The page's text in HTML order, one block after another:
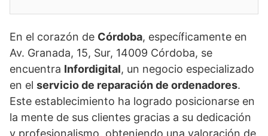
En el corazón de Córdoba, específicamente en
Av. Granada, 15, Sur, 14009 Córdoba, se
encuentra Infordigital, un negocio especializado
en el servicio de reparación de ordenadores.
Este establecimiento ha logrado posicionarse en
la mente de sus clientes gracias a su dedicación
y profesionalismo, obteniendo una valoración de